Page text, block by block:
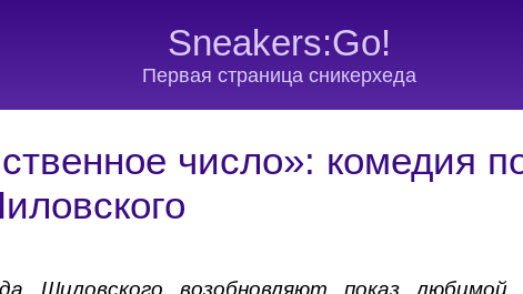
Sneakers:Go!
Первая страница сникерхеда
число»: комедия
Шиловского возобновляют показ